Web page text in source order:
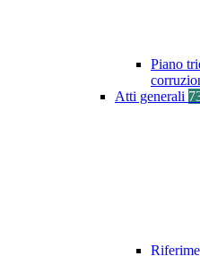
Piano
Atti generali